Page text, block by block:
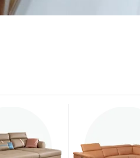
cho phòng khách để gia